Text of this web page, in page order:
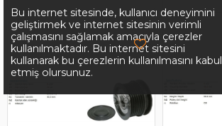
Bu internet sitesinde, kullanıcı deneyimini
geliştirmek ve internet sitesinin verimli
çalışmasını sağlamak amacıyla çerezler
kullanılmaktadır. Bu internet sitesini
kullanarak bu çerezlerin kullanılmasını kabul
etmiş olursunuz.